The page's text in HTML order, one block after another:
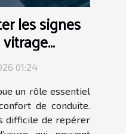
les signes
01:24
un rôle essentiel
de conduite.
difficile de repérer